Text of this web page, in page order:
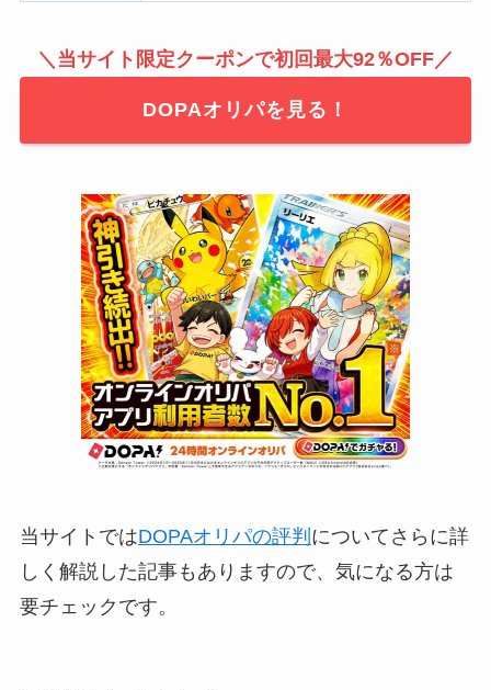
＼当サイト限定クーポンで初回最大92％OFF／
DOPAオリパを見る！
当サイトではDOPAオリパの評判 についてさらに詳
しく解説した記事もありますので、気になる方は
要チェックです。